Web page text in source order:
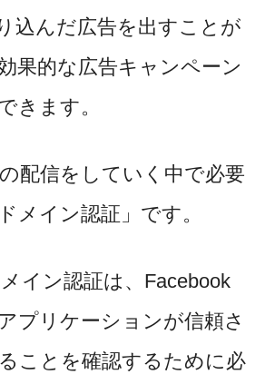
込んだ広告を出すことが
果的な広告キャンペーン
きます。
配信をしていく中で必要
メイン認証」です。
イン認証は、Facebook
プリケーションが信頼さ
ことを確認するために必